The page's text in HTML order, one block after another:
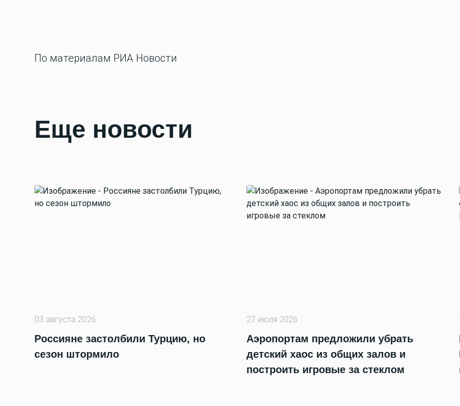
По материалам РИА Новости
Еще новости
03 августа 2026
Россияне застолбили Турцию, но
сезон штормило
27 июля 2026
Аэропортам предложили убрать
детский хаос из общих залов и
построить игровые за стеклом